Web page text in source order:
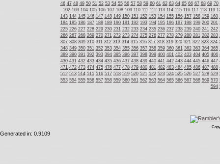
46 47 48 49 50 51 52 53 54 55 56 57 58 59 60 61 62 63 64 65 66 67 68 69 70
102 103 104 105 106 107 108 109 110 111 112 113 114 115 116 117 118 119
143 144 145 146 147 148 149 150 151 152 153 154 155 156 157 158 159 160
184 185 186 187 188 189 190 191 192 193 194 195 196 197 198 199 200 201
225 226 227 228 229 230 231 232 233 234 235 236 237 238 239 240 241 242
266 267 268 269 270 271 272 273 274 275 276 277 278 279 280 281 282 283
307 308 309 310 311 312 313 314 315 316 317 318 319 320 321 322 323 324
348 349 350 351 352 353 354 355 356 357 358 359 360 361 362 363 364 365
389 390 391 392 393 394 395 396 397 398 399 400 401 402 403 404 405 406
430 431 432 433 434 435 436 437 438 439 440 441 442 443 444 445 446 447
471 472 473 474 475 476 477 478 479 480 481 482 483 484 485 486 487 488
512 513 514 515 516 517 518 519 520 521 522 523 524 525 526 527 528 529
553 554 555 556 557 558 559 560 561 562 563 564 565 566 567 568 569 570
594
Generated in: 0.9109